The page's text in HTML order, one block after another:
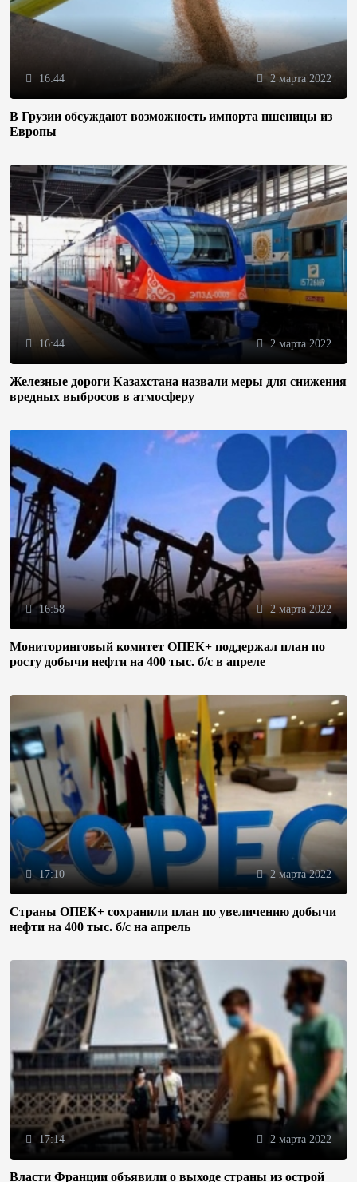
16:44 2 марта 2022
В Грузии обсуждают возможность импорта пшеницы из
Европы
16:44 2 марта 2022
Железные дороги Казахстана назвали меры для снижения
вредных выбросов в атмосферу
16:58 2 марта 2022
Мониторинговый комитет ОПЕК+ поддержал план по
росту добычи нефти на 400 тыс. б/с в апреле
17:10 2 марта 2022
Страны ОПЕК+ сохранили план по увеличению добычи
нефти на 400 тыс. б/с на апрель
17:14 2 марта 2022
Власти Франции объявили о выходе страны из острой